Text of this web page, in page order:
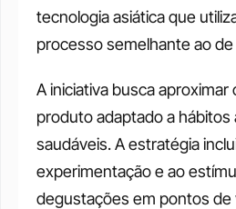
tecnologia asiática que
processo semelhante ao
A iniciativa busca aproximar
produto adaptado a hábitos
saudáveis. A estratégia
experimentação e ao
degustações em pontos de